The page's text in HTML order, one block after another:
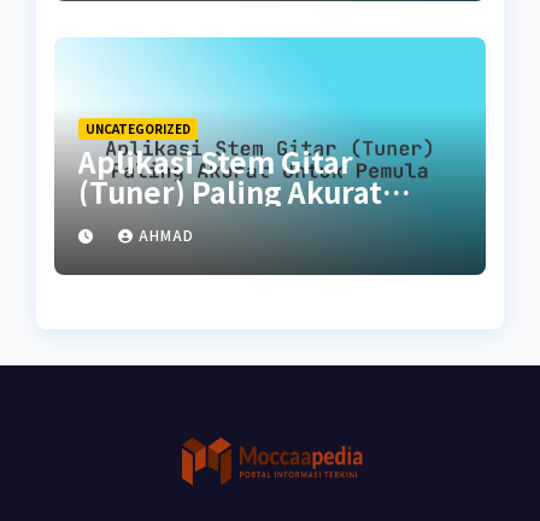
UNCATEGORIZED
Aplikasi Stem Gitar
(Tuner) Paling Akurat
untuk Pemula
AHMAD